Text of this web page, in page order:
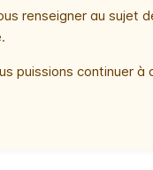
renseigner au sujet
puissions continuer